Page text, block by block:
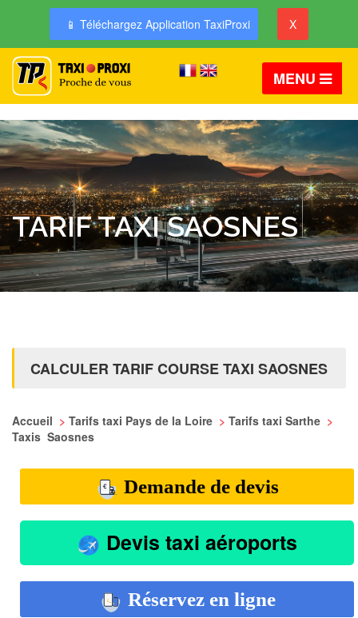
📱 Téléchargez Application TaxiProxi X
MENU
TARIF TAXI SAOSNES
CALCULER TARIF COURSE TAXI SAOSNES
Accueil > Tarifs taxi Pays de la Loire > Tarifs taxi Sarthe >
Taxis Saosnes
Demande de devis
Devis taxi aéroports
Réservez en ligne